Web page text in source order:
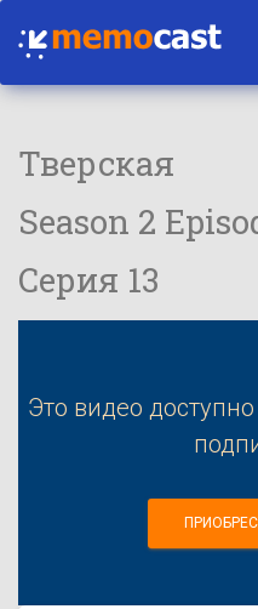
Тверская
Season 2
Серия 13
Это видео